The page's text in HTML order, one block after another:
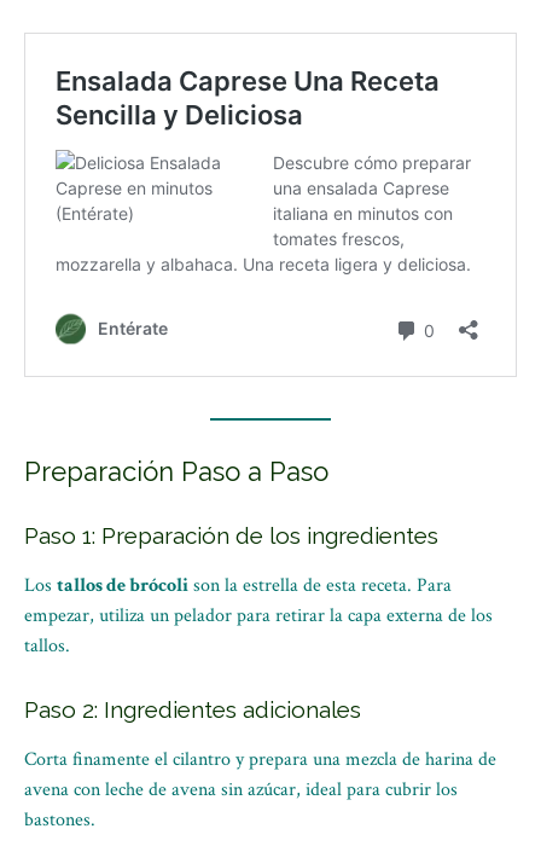
Preparación Paso a Paso
Paso 1: Preparación de los ingredientes
Los tallos de brócolison la estrella de esta receta. Para
empezar, utiliza un pelador para retirar la capa externa de los
tallos.
Paso 2: Ingredientes adicionales
Corta finamente el cilantro y prepara una mezcla de harina de
avena con leche de avena sin azúcar, ideal para cubrir los
bastones.